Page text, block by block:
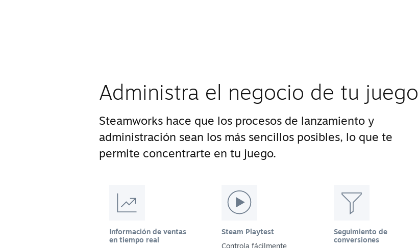
Administra el negocio de tu juego
Steamworks hace que los procesos de lanzamiento y
administración sean los más sencillos posibles, lo que te
permite concentrarte en tu juego.
Información de ventas
en tiempo real
Steam Playtest
Controla fácilmente
Seguimiento de
conversiones